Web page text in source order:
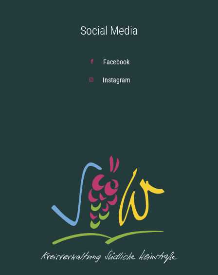
Social Media
Facebook
Instagram